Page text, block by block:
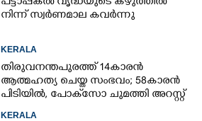
നിന്ന് സ്വർണമാല കവർന്നു
KERALA
തിരുവനന്തപുരത്ത് 14കാരൻ
ആത്മഹത്യ ചെയ്ത സംഭവം; 58കാരൻ
പിടിയിൽ, പോക്‌സോ ചുമത്തി അറസ്റ്റ്
KERALA